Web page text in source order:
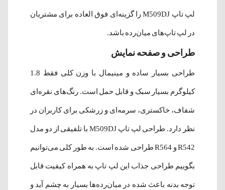
لپ تاپ M509DJ را گزینه‌ای فوق العاده برای مشتریان
در لپ تاپ‌های میان‌رده باشد.
طراحی و صفحه نمایش
طراحی بسیار ساده و مینیمال با وزن کلی فقط 1.8
کیلوگرم بسیار سبک و قابل حمل است. رنگ‌های نقره‌ای
شفاف، خاکستری، سرمه‌ای و زرشکی برای کاربران در
نظر دارد. طراحی لپ تاپ M509DJ با تلفیقی از دو مدل
R542 و R564 طراحی شده است. به طور کلی می‌توانیم
بگوییم طراحی جذاب این لپ تاپ به همراه کیفیت قابل
توجه بدنه باعث شده در میان‌رده‌ها بسیار به چشم آید و